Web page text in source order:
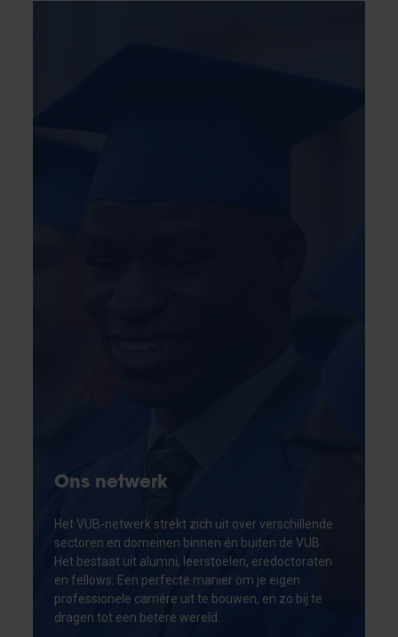
Ons netwerk
Het VUB-netwerk strekt zich uit over verschillende
sectoren en domeinen binnen én buiten de VUB.
Het bestaat uit alumni, leerstoelen, eredoctoraten
en fellows. Een perfecte manier om je eigen
professionele carrière uit te bouwen, en zo bij te
dragen tot een betere wereld.